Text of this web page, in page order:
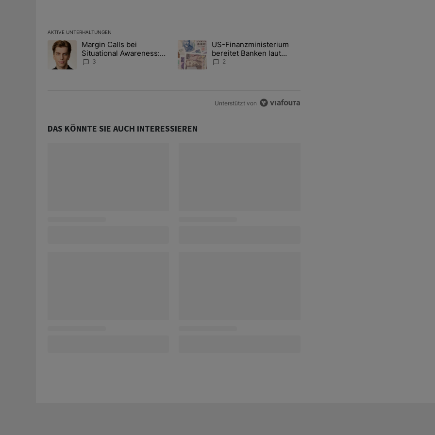
AKTIVE UNTERHALTUNGEN
Das Folgende ist eine Liste der am meisten kommentierten Artikel der letzten 7 days.
Ein Trendartikel mit dem Titel "Margin Calls bei Situational Awareness: Alles über den Retter-Deal" mit 3 kommentare.
Margin Calls bei
Situational Awareness:
Alles über den Retter-
3
Ein Trendartikel mit dem Titel "US-Finanzministerium bereitet Banken laut
US-Finanzministerium
bereitet Banken laut
Insider auf eventuelle
2
Unterstützt von
DAS KÖNNTE SIE AUCH INTERESSIEREN